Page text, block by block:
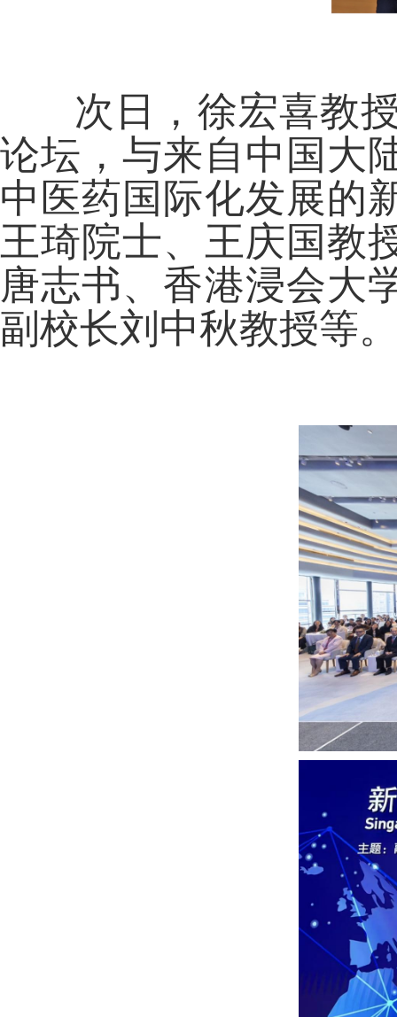
次日，徐宏喜教
论坛，与来自中国大
中医药国际化发展的
王琦院士、王庆国教
唐志书、香港浸会大
副校长刘中秋教授等